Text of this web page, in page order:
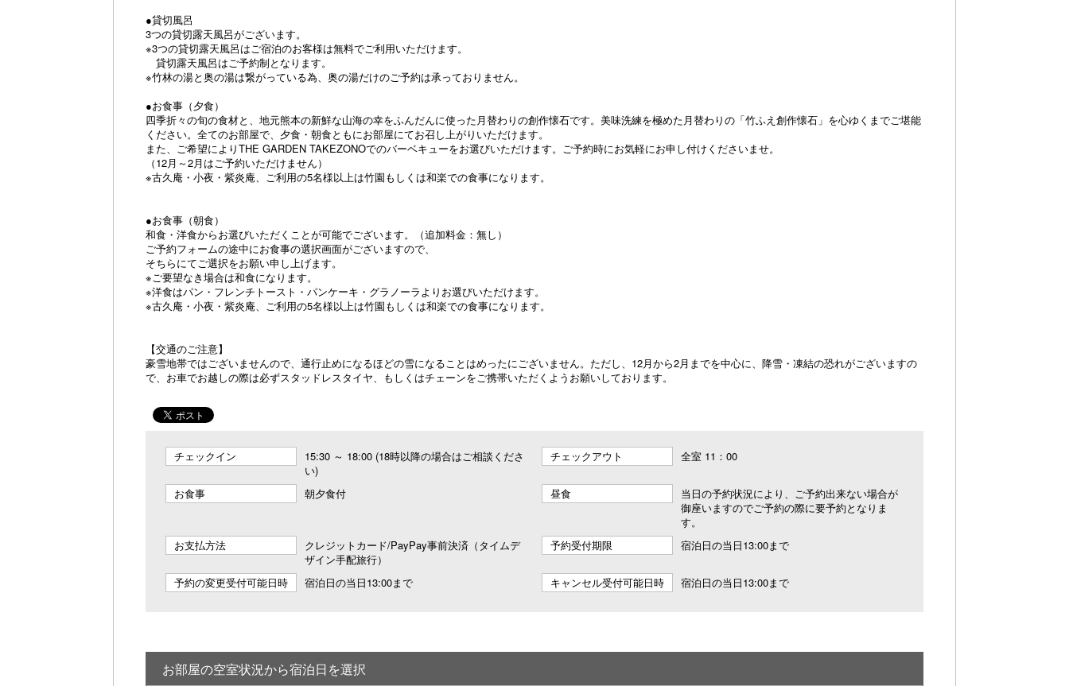
●貸切風呂
3つの貸切露天風呂がございます。
※3つの貸切露天風呂はご宿泊のお客様は無料でご利用いただけます。
貸切露天風呂はご予約制となります。
※竹林の湯と奥の湯は繋がっている為、奥の湯だけのご予約は承っておりません。
●お食事（夕食）
四季折々の旬の食材と、地元熊本の新鮮な山海の幸をふんだんに使った月替わりの創作懐石です。美味洗練を極めた月替わりの「竹ふえ創作懐石」を心ゆくまでご堪能
ください。全てのお部屋で、夕食・朝食ともにお部屋にてお召し上がりいただけます。
また、ご希望によりTHE GARDEN TAKEZONOでのバーベキューをお選びいただけます。ご予約時にお気軽にお申し付けくださいませ。
（12月～2月はご予約いただけません）
※古久庵・小夜・紫炎庵、ご利用の5名様以上は竹園もしくは和楽での食事になります。
●お食事（朝食）
和食・洋食からお選びいただくことが可能でございます。（追加料金：無し）
ご予約フォームの途中にお食事の選択画面がございますので、
そちらにてご選択をお願い申し上げます。
※ご要望なき場合は和食になります。
※洋食はパン・フレンチトースト・パンケーキ・グラノーラよりお選びいただけます。
※古久庵・小夜・紫炎庵、ご利用の5名様以上は竹園もしくは和楽での食事になります。
【交通のご注意】
豪雪地帯ではございませんので、通行止めになるほどの雪になることはめったにございません。ただし、12月から2月までを中心に、降雪・凍結の恐れがございますの
で、お車でお越しの際は必ずスタッドレスタイヤ、もしくはチェーンをご携帯いただくようお願いしております。
チェックイン
15:30 ～ 18:00 (18時以降の場合はご相談くださ
い)
チェックアウト 全室 11：00
お食事 朝夕食付 昼食
当日の予約状況により、ご予約出来ない場合が
御座いますのでご予約の際に要予約となりま
す。
お支払方法
クレジットカード/PayPay事前決済（タイムデ
ザイン手配旅行）
予約受付期限 宿泊日の当日13:00まで
予約の変更受付可能日時 宿泊日の当日13:00まで キャンセル受付可能日時 宿泊日の当日13:00まで
お部屋の空室状況から宿泊日を選択